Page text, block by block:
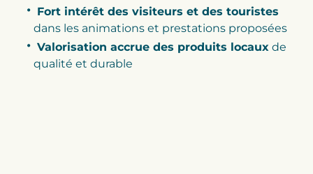
Fort intérêt des visiteurs et des touristes
dans les animations et prestations proposées
Valorisation accrue des produits locauxde
qualité et durable